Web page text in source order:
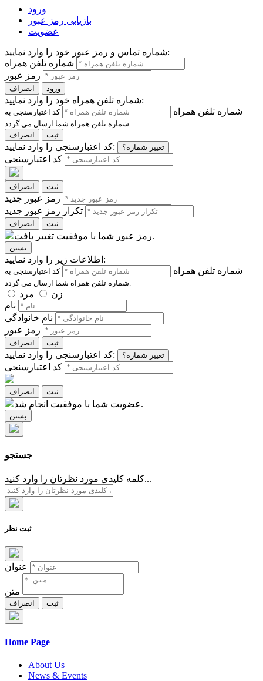
ورود
بازیابی رمز عبور
عضویت
شماره تماس و رمز عبور خود را وارد نمایید:
شماره تلفن همراه
رمز عبور
انصراف ورود
شماره تلفن همراه خود را وارد نمایید:
شماره تلفن همراه
کد اعتبارسنجی به
شماره تلفن همراه شما ارسال می گردد.
انصراف
ثبت
کد اعتبارسنجی را وارد نمایید: تغییر شماره؟
کد اعتبارسنجی
انصراف ثبت
رمز عبور جدید
تکرار رمز عبور جدید
انصراف ثبت
رمز عبور شما با موفقیت تغییر یافت.
بستن
اطلاعات زیر را وارد نمایید:
شماره تلفن همراه
کد اعتبارسنجی به
شماره تلفن همراه شما ارسال می گردد.
زن
مرد
نام
نام خانوادگی
رمز عبور
انصراف ثبت
کد اعتبارسنجی را وارد نمایید: تغییر شماره؟
کد اعتبارسنجی
انصراف ثبت
عضویت شما با موفقیت انجام شد.
بستن
جستجو
کلمه کلیدی مورد نظرتان را وارد کنید...
ثبت نظر
عنوان
متن
انصراف ثبت
Home Page
About Us
News & Events